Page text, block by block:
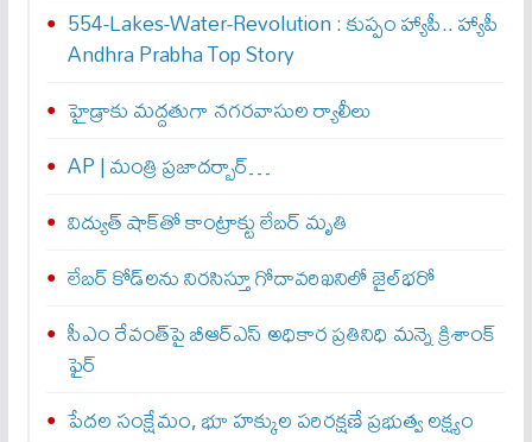
554-Lakes-Water-Revolution : కుప్పం హ్యాపీ.. హ్యాపీ
Andhra Prabha Top Story
హైడ్రాకు మద్దతుగా నగరవాసుల ర్యాలీలు
AP | మంత్రి ప్రజాదర్బార్…
విద్యుత్‌ షాక్‌తో కాంట్రాక్టు లేబర్‌ మృతి
లేబర్‌ కోడ్‌లను నిరసిస్తూ గోదావరిఖనిలో జైల్‌భరో
సీఎం రేవంత్‌పై బీఆర్‌ఎస్‌ అధికార ప్రతినిధి మన్నె క్రిశాంక్
ఫైర్‌
పేదల సంక్షేమం, భూ హక్కుల పరిరక్షణే ప్రభుత్వ లక్ష్యం